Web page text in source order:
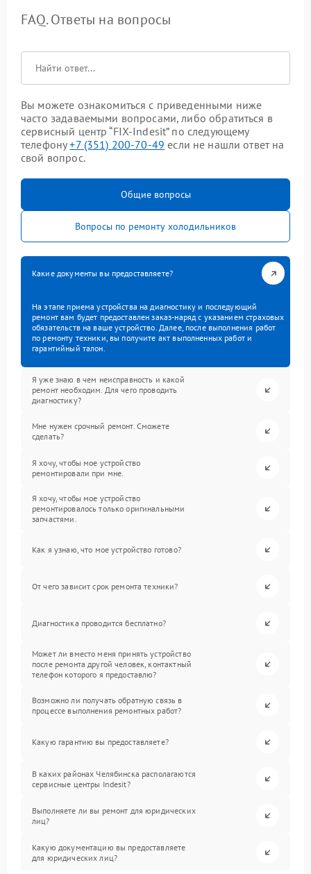
FAQ. Ответы на вопросы
Вы можете ознакомиться с приведенными ниже
часто задаваемыми вопросами, либо обратиться в
сервисный центр “FIX-Indesit” по следующему
телефону+7 (351) 200-70-49 если не нашли ответ на
свой вопрос.
Общие вопросы
Вопросы по ремонту холодильников
Какие документы вы предоставляете?
На этапе приема устройства на диагностику и последующий
ремонт вам будет предоставлен заказ-наряд с указанием страховых
обязательств на ваше устройство. Далее, после выполнения работ
по ремонту техники, вы получите акт выполненных работ и
гарантийный талон.
Я уже знаю в чем неисправность и какой
ремонт необходим. Для чего проводить
диагностику?
Мне нужен срочный ремонт. Сможете
сделать?
Я хочу, чтобы мое устройство
ремонтировали при мне.
Я хочу, чтобы мое устройство
ремонтировалось только оригинальными
запчастями.
Как я узнаю, что мое устройство готово?
От чего зависит срок ремонта техники?
Диагностика проводится бесплатно?
Может ли вместо меня принять устройство
после ремонта другой человек, контактный
телефон которого я предоставлю?
Возможно ли получать обратную связь в
процессе выполнения ремонтных работ?
Какую гарантию вы предоставляете?
В каких районах Челябинска располагаются
сервисные центры Indesit?
Выполняете ли вы ремонт для юридических
лиц?
Какую документацию вы предоставляете
для юридических лиц?